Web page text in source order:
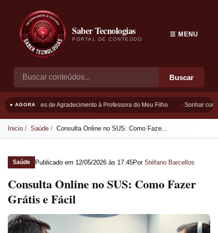
Saber Tecnologias
PORTAL DE CONTEÚDO
Buscar
☰ MENU
● AGORAFrases de Agradecimento à Professora do Meu Filho Sonhar com
Inicio Saúde Consulta Online no SUS: Como Faze...
Saúde Publicado em 12/05/2026 às 17:45Por Stéfano Barcellos
Consulta Online no SUS: Como Fazer
Grátis e Fácil